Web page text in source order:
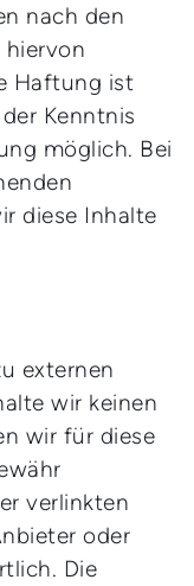
nach den
hiervon
Haftung ist
Kenntnis
möglich. Bei
diese Inhalte
externen
wir keinen
wir für diese
verlinkten
oder
Die